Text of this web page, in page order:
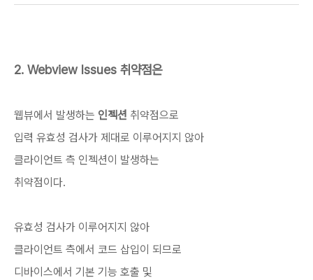
2. Webview Issues 취약점은
웹뷰에서 발생하는 인젝션 취약점으로
입력 유효성 검사가 제대로 이루어지지 않아
클라이언트 측 인젝션이 발생하는
취약점이다.
유효성 검사가 이루어지지 않아
클라이언트 측에서 코드 삽입이 되므로
디바이스에서 기본 기능 호출 및